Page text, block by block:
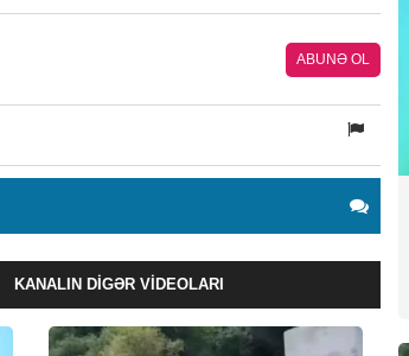
ABUNƏ OL
KANALIN DIGƏR VIDEOLARI